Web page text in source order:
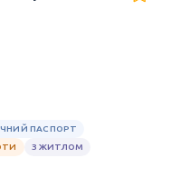
ПАСПОРТ
З ЖИТЛОМ